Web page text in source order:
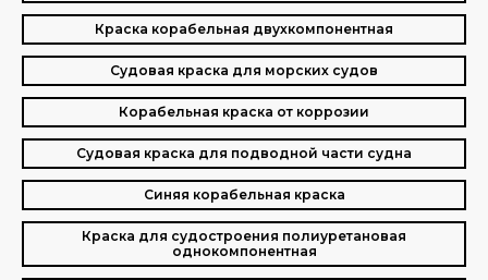
Краска корабельная двухкомпонентная
Судовая краска для морских судов
Корабельная краска от коррозии
Судовая краска для подводной части судна
Синяя корабельная краска
Краска для судостроения полиуретановая
однокомпонентная